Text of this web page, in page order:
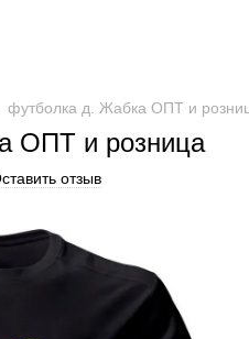
футболка д. Жабка ОПТ и
ОПТ и розница
отзыв